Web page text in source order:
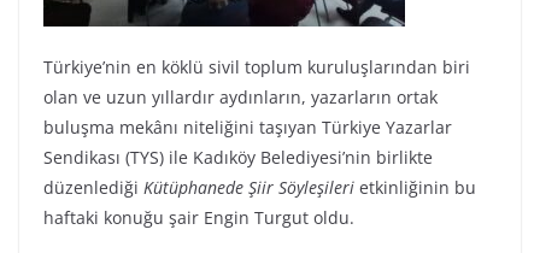
Türkiye’nin en köklü sivil toplum kuruluşlarından biri
olan ve uzun yıllardır aydınların, yazarların ortak
buluşma mekânı niteliğini taşıyan Türkiye Yazarlar
Sendikası (TYS) ile Kadıköy Belediyesi’nin birlikte
düzenlediği Kütüphanede Şiir Söyleşileri etkinliğinin bu
haftaki konuğu şair Engin Turgut oldu.